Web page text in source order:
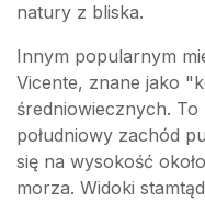
natury z bliska.
Innym popularnym
Vicente, znane jako
średniowiecznych.
południowy zachód
się na wysokość
morza. Widoki